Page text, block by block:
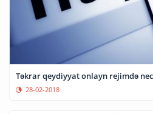
28-02-2018